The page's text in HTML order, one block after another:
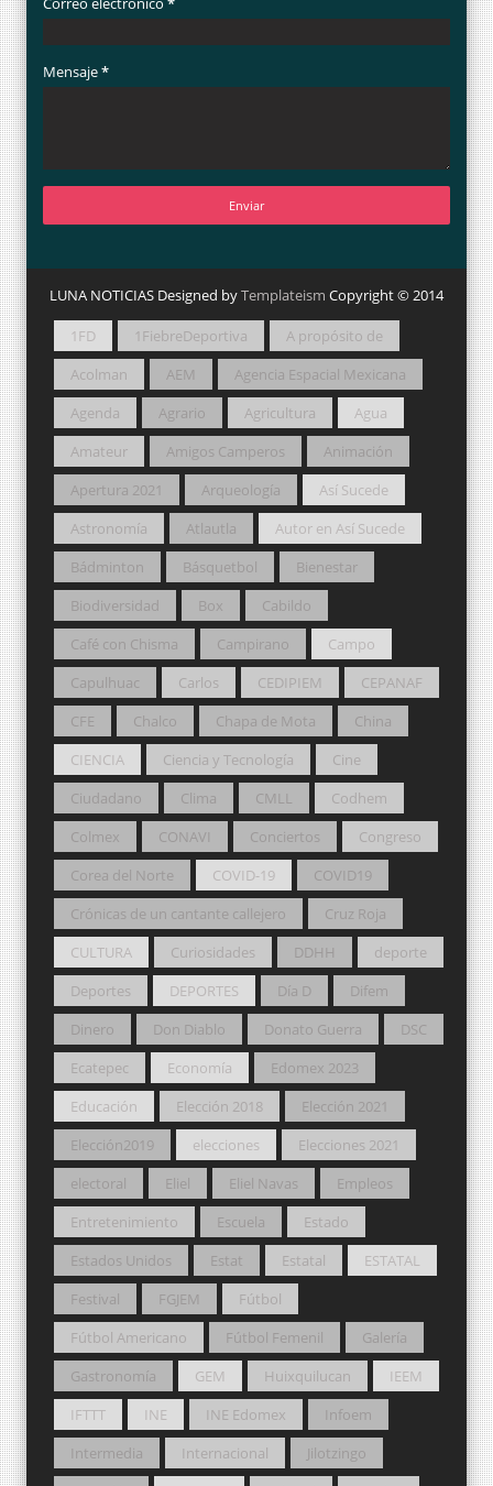
Mensaje*
LUNA NOTICIAS Designed byTemplateism Copyright © 2014
1FD 1FiebreDeportiva
A propósito de
Acolman
AEM
Agencia Espacial Mexicana
Agenda
Agrario Agricultura
Agua
Amateur
Amigos Camperos
Animación
Apertura 2021
Arqueología
Así Sucede
Astronomía
Atlautla
Autor en Así Sucede
Bádminton
Básquetbol
Bienestar
Biodiversidad
Box
Cabildo
Café con Chisma
Campirano
Campo
Capulhuac
Carlos CEDIPIEM
CEPANAF
CFE
Chalco Chapa de Mota
China
CIENCIA
Ciencia y Tecnología
Cine
Ciudadano
Clima CMLL
Codhem
Colmex
CONAVI Conciertos
Congreso
Corea del Norte
COVID-19
COVID19
Crónicas de un cantante callejero
Cruz Roja
CULTURA
Curiosidades DDHH
deporte
Deportes
DEPORTES Día D
Difem
Dinero
Don Diablo Donato Guerra
DSC
Ecatepec
Economía
Edomex 2023
Educación
Elección 2018
Elección 2021
Elección2019
elecciones
Elecciones 2021
electoral
Eliel Eliel Navas
Empleos
Entretenimiento
Escuela
Estado
Estados Unidos
Estat Estatal
ESTATAL
Festival
FGJEM
Fútbol
Fútbol Americano
Fútbol Femenil
Galería
Gastronomía
GEM Huixquilucan
IEEM
IFTTT
INE INE Edomex
Infoem
Intermedia
Internacional
Jilotzingo